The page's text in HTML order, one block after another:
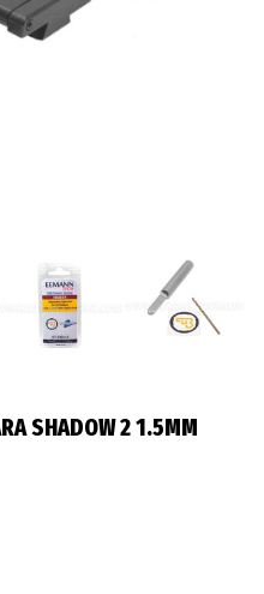
SHADOW 2 1.5MM